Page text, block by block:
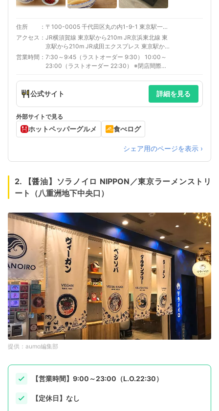
住所
〒100-0005 千代田区丸の内1-9-1 東京駅一番街 B1F 東京ラーメンストリート内
アクセス
JR横須賀線 東京駅から210m JR京浜東北線 東
京駅から210m JR成田エクスプレス 東京駅から
210m JR京葉線 東京駅から210m JR総武本線 東
京駅から210m 上野東京ライン 東京駅から210m
京ｰ塩尻) 東京駅から210m JR山手線 東京駅から
210m JR東海道本線(東京ｰ熱海) 東京駅から
210m
営業時間
7:30～9:45（ラストオーダー 9:30） 10:00～
23:00（ラストオーダー 22:30） ※閉店間際
合がございます。 予めご了承下さいませ。
公式サイト 詳細を見る
外部サイトで見る
ホットペッパーグルメ 食べログ
シェア用のページを表示 ›
2. 【醤油】ソラノイロ NIPPON／東京ラーメンストリ
ート（八重洲地下中央口）
aumo編集部
【営業時間】9:00～23:00（L.O.22:30）
【定休日】なし